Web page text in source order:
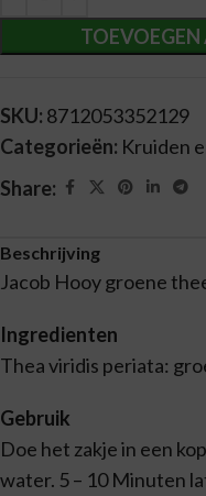
SKU: 8712053352129
Categorieën: Kruiden
Share:
Beschrijving
Jacob Hooy groene
Ingredienten
Thea viridis periata:
Gebruik
Doe het zakje in een
water. 5 – 10 Minuten